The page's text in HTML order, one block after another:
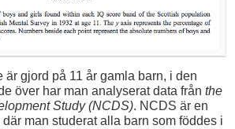
är gjord på 11 år gamla barn, i den
över har man analyserat data från the
Study (NCDS). NCDS är en
man studerat alla barn som föddes i